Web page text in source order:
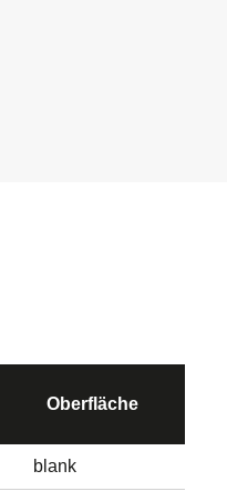
Oberfläche
blank